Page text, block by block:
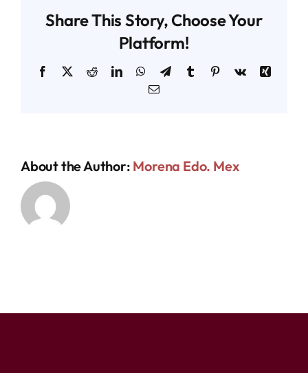
Share This Story, Choose Your
Platform!
Facebook
X RedditLinkedInWhatsApp
TelegramTumblr Pinterest
Vk
Xing
Email
About the Author: Morena Edo. Mex